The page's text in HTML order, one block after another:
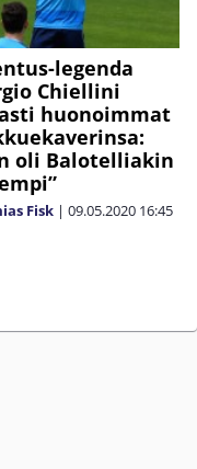
legenda
Chiellini
huonoimmat
oli Balotelliakin
Fisk | 09.05.2020 16:45